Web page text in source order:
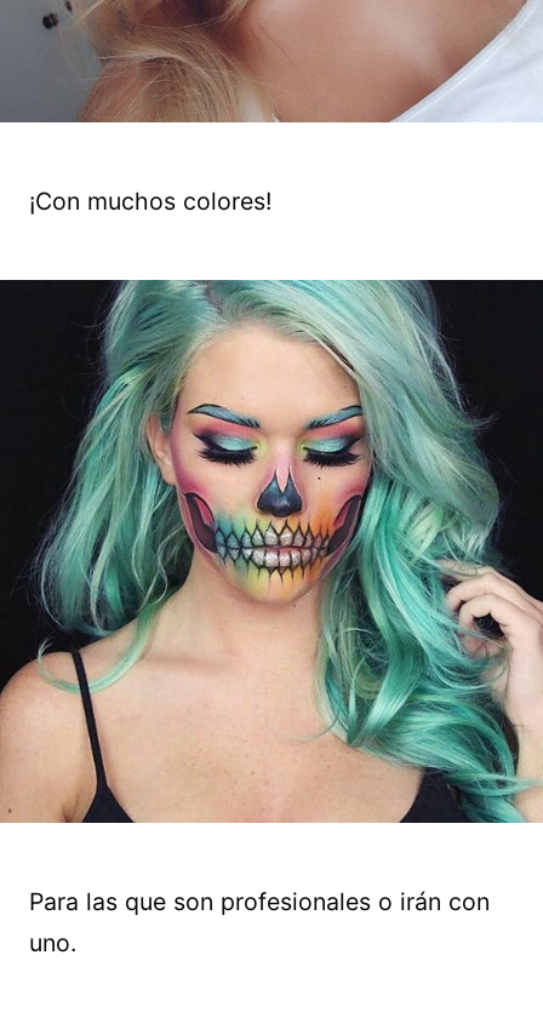
¡Con muchos colores!
Para las que son profesionales o irán con
uno.